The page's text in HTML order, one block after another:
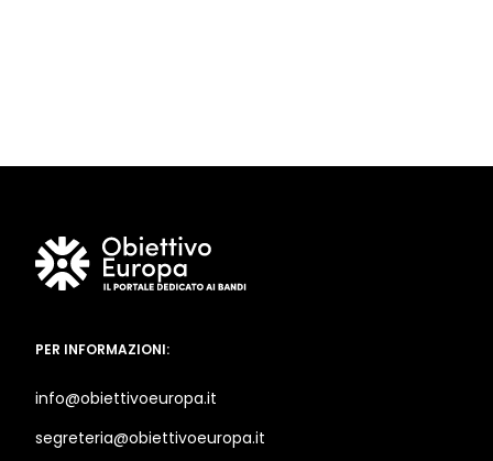
PER INFORMAZIONI:
info@obiettivoeuropa.it
segreteria@obiettivoeuropa.it